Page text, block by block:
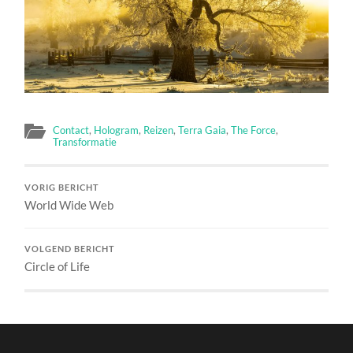
Contact, Hologram, Reizen,Terra Gaia,The Force,
Transformatie
VORIG BERICHT
World Wide Web
VOLGEND BERICHT
Circle of Life